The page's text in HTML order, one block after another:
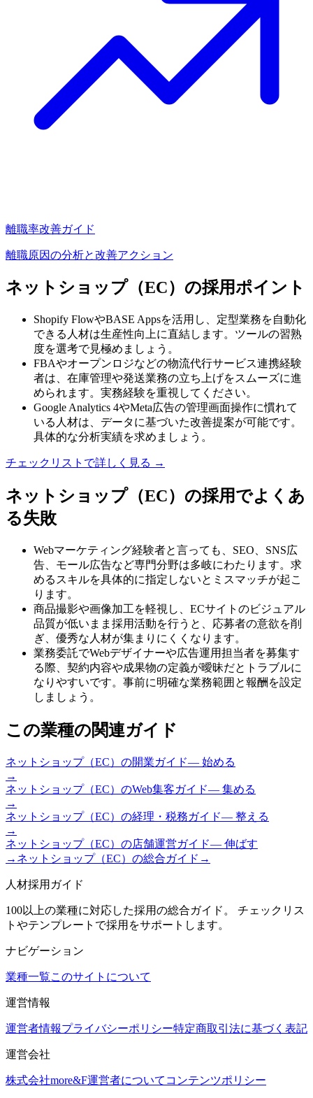
離職率改善ガイド
離職原因の分析と改善アクション
ネットショップ（EC） の採用ポイント
Shopify FlowやBASE Appsを活用し、定型業務を自動化
できる人材は生産性向上に直結します。ツールの習熟
度を選考で見極めましょう。
FBAやオープンロジなどの物流代行サービス連携経験
者は、在庫管理や発送業務の立ち上げをスムーズに進
められます。実務経験を重視してください。
Google Analytics 4やMeta広告の管理画面操作に慣れて
いる人材は、データに基づいた改善提案が可能です。
具体的な分析実績を求めましょう。
チェックリストで詳しく見る →
ネットショップ（EC） の採用でよくあ
る失敗
Webマーケティング経験者と言っても、SEO、SNS広
告、モール広告など専門分野は多岐にわたります。求
めるスキルを具体的に指定しないとミスマッチが起こ
ります。
商品撮影や画像加工を軽視し、ECサイトのビジュアル
品質が低いまま採用活動を行うと、応募者の意欲を削
ぎ、優秀な人材が集まりにくくなります。
業務委託でWebデザイナーや広告運用担当者を募集す
る際、契約内容や成果物の定義が曖昧だとトラブルに
なりやすいです。事前に明確な業務範囲と報酬を設定
しましょう。
この業種の関連ガイド
ネットショップ（EC） の開業ガイド— 始める
→
ネットショップ（EC） のWeb集客ガイド— 集める
→
ネットショップ（EC） の経理・税務ガイド— 整える
→
ネットショップ（EC） の店舗運営ガイド— 伸ばす
→ ネットショップ（EC） の総合ガイド →
人材採用ガイド
100以上の業種に対応した採用の総合ガイド。 チェックリス
トやテンプレートで採用をサポートします。
ナビゲーション
業種一覧このサイトについて
運営情報
運営者情報プライバシーポリシー特定商取引法に基づく表記
運営会社
株式会社more&F運営者について コンテンツポリシー